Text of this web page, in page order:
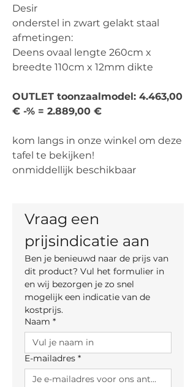
Desir
onderstel in zwart gelakt staal
afmetingen:
Deens ovaal lengte 260cm x
breedte 110cm x 12mm dikte
OUTLET toonzaalmodel: 4.463,00
€ -% = 2.889,00 €
kom langs in onze winkel om deze
tafel te bekijken!
onmiddellijk beschikbaar
Vraag een
prijsindicatie aan
Ben je benieuwd naar de prijs van
dit product? Vul het formulier in
en wij bezorgen je zo snel
mogelijk een indicatie van de
kostprijs.
Naam *
E-mailadres *